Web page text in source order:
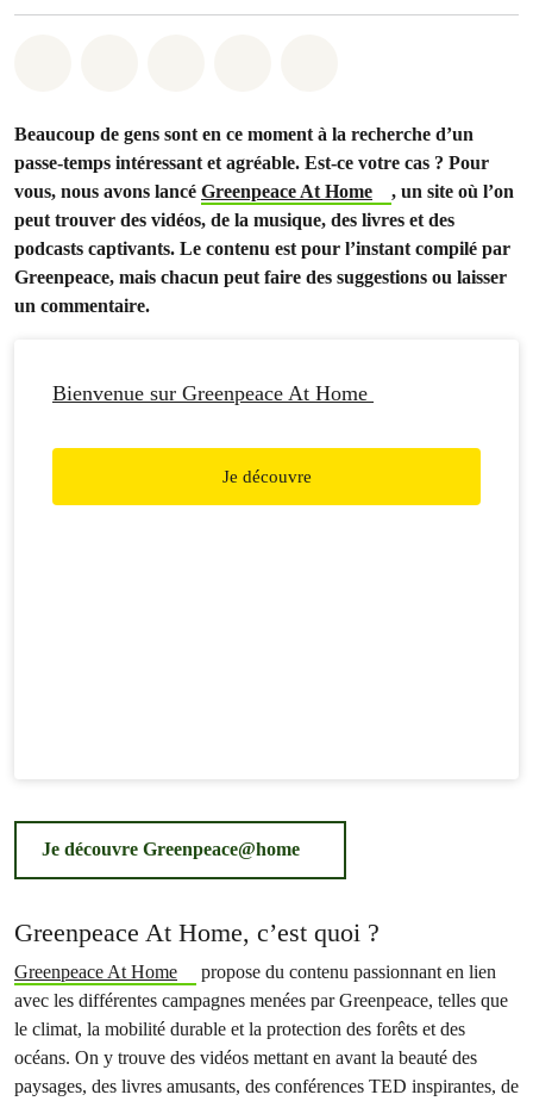
Beaucoup de gens sont en ce moment à la recherche d’un
passe-temps intéressant et agréable. Est-ce votre cas ? Pour
vous, nous avons lancé Greenpeace At Home
, un site où l’on
peut trouver des vidéos, de la musique, des livres et des
podcasts captivants. Le contenu est pour l’instant compilé par
Greenpeace, mais chacun peut faire des suggestions ou laisser
un commentaire.
Bienvenue sur Greenpeace At Home
Je découvre
Je découvre Greenpeace@home
Greenpeace At Home, c’est quoi ?
Greenpeace At Home
propose du contenu passionnant en lien
avec les différentes campagnes menées par Greenpeace, telles que
le climat, la mobilité durable et la protection des forêts et des
océans. On y trouve des vidéos mettant en avant la beauté des
paysages, des livres amusants, des conférences TED inspirantes, de